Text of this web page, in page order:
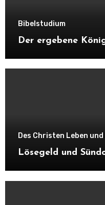
Bibelstudium
Der ergebene
Des Christen Leben
Lösegeld und